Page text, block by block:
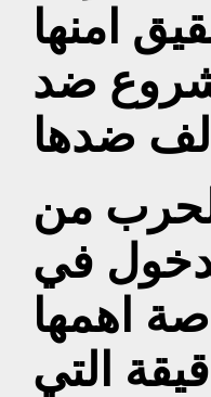
امنها
ضد
من
في
اهمها
التي